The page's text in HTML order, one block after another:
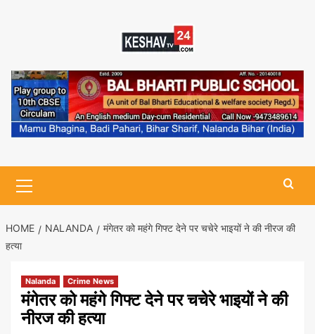
Menu
HOME NALANDA
मंगेतर को महंगे गिफ्ट देने पर चचेरे भाइयों ने की नीरज की
हत्या
Nalanda Crime News
मंगेतर को महंगे गिफ्ट देने पर चचेरे भाइयों ने की
नीरज की हत्या